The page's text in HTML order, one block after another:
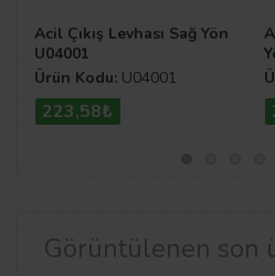
Acil Çıkış Levhası Sağ Yön
U04001
Ürün Kodu: U04001
223,58₺
Görüntülenen son